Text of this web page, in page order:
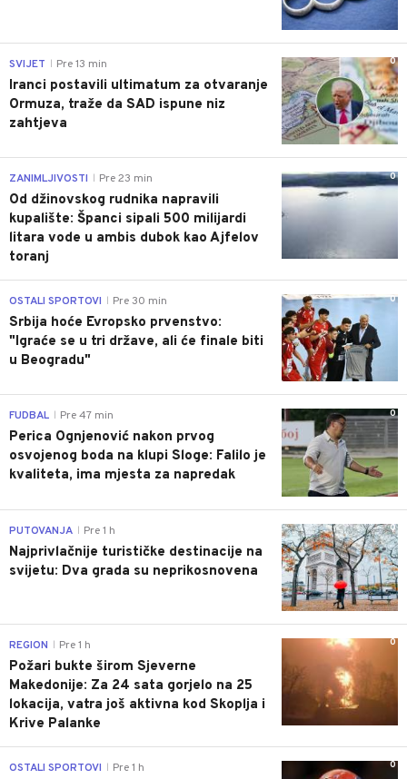
0
SVIJET Pre 13 min
Iranci postavili ultimatum za otvaranje
Ormuza, traže da SAD ispune niz
zahtjeva
0
ZANIMLJIVOSTI Pre 23 min
Od džinovskog rudnika napravili
kupalište: Španci sipali 500 milijardi
litara vode u ambis dubok kao Ajfelov
toranj
0
OSTALI SPORTOVI Pre 30 min
Srbija hoće Evropsko prvenstvo:
"Igraće se u tri države, ali će finale biti
u Beogradu"
0
FUDBAL Pre 47 min
Perica Ognjenović nakon prvog
osvojenog boda na klupi Sloge: Falilo je
kvaliteta, ima mjesta za napredak
0
PUTOVANJA Pre 1 h
Najprivlačnije turističke destinacije na
svijetu: Dva grada su neprikosnovena
0
REGION Pre 1 h
Požari bukte širom Sjeverne
Makedonije: Za 24 sata gorjelo na 25
lokacija, vatra još aktivna kod Skoplja i
Krive Palanke
0
OSTALI SPORTOVI Pre 1 h